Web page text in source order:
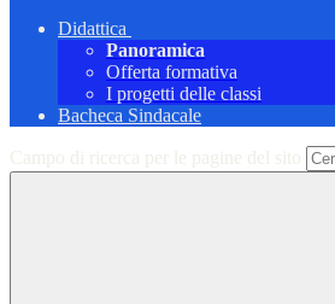
Didattica
Panoramica
Offerta formativa
I progetti delle classi
Bacheca Sindacale
Campo di ricerca per le pagine del sito